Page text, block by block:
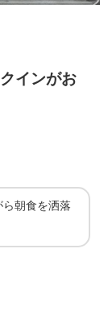
インがお
朝食を洒落